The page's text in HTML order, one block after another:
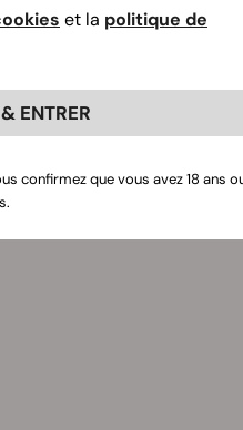
et la politique de
ENTRER
confirmez que vous avez 18 ans